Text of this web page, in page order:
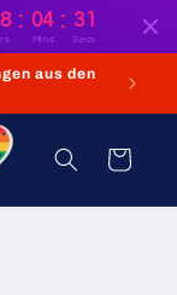
: 04 : 30
Mins Secs
von 70–
Warenkorb